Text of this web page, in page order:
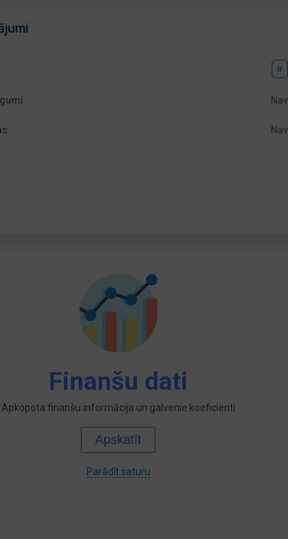
Ir
Nav
Nav
Finanšu dati
Apkopota finanšu informācija un galvenie koeficienti
Apskatīt
Parādīt saturu